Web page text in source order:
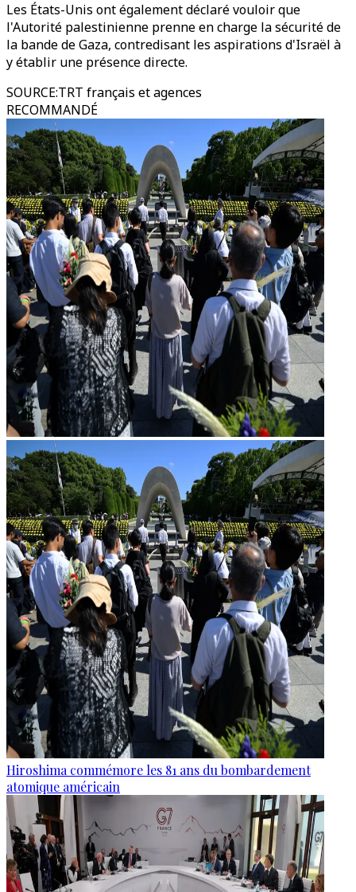
Les États-Unis ont également déclaré vouloir que
l'Autorité palestinienne prenne en charge la sécurité de
la bande de Gaza, contredisant les aspirations d'Israël à
y établir une présence directe.
SOURCE:TRT français et agences
RECOMMANDÉ
Hiroshima commémore les 81 ans du bombardement
atomique américain